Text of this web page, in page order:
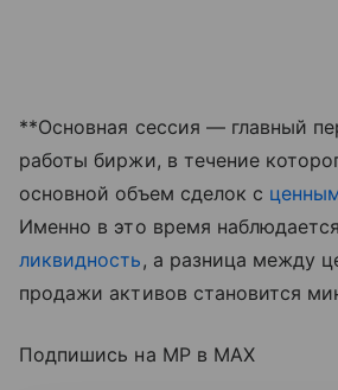
**Основная сессия — главный
работы биржи, в течение
основной объем сделок с
Именно в это время
ликвидность , а разница между
продажи активов становится
Подпишись на MP в MAX